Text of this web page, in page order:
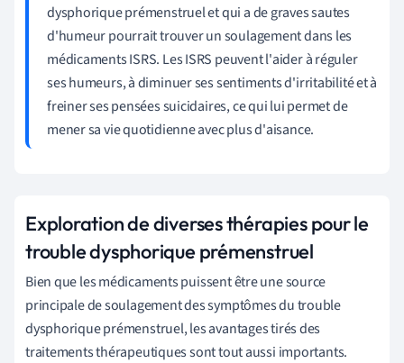
dysphorique prémenstruel et qui a de graves sautes
d'humeur pourrait trouver un soulagement dans les
médicaments ISRS. Les ISRS peuvent l'aider à réguler
ses humeurs, à diminuer ses sentiments d'irritabilité et à
freiner ses pensées suicidaires, ce qui lui permet de
mener sa vie quotidienne avec plus d'aisance.
Exploration de diverses thérapies pour le
trouble dysphorique prémenstruel
Bien que les médicaments puissent être une source
principale de soulagement des symptômes du trouble
dysphorique prémenstruel, les avantages tirés des
traitements thérapeutiques sont tout aussi importants.